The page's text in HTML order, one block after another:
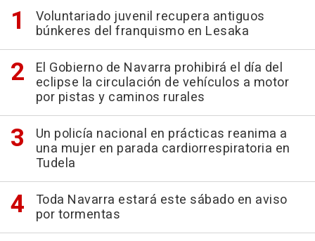
Voluntariado juvenil recupera antiguos
búnkeres del franquismo en Lesaka
El Gobierno de Navarra prohibirá el día del
eclipse la circulación de vehículos a motor
por pistas y caminos rurales
Un policía nacional en prácticas reanima a
una mujer en parada cardiorrespiratoria en
Tudela
Toda Navarra estará este sábado en aviso
por tormentas